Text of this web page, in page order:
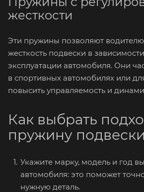
жесткости
Эти пружины позволяют водителю
жесткость подвески в
эксплуатации автомобиля. Они
в спортивных автомобилях или
повысить управляемость и
Как выбрать
пружину
Укажите марку, модель и год
автомобиля: это поможет
нужную деталь.